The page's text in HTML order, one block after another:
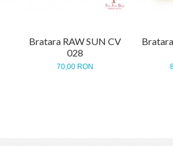
Bratara RAW SUN CV
028
70,00 RON